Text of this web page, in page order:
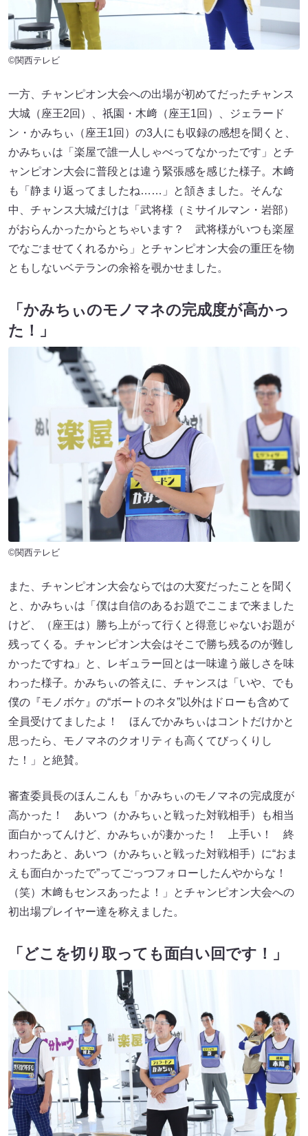
©関西テレビ
一方、チャンピオン大会への出場が初めてだったチャンス
大城（座王2回）、祇園・木﨑（座王1回）、ジェラード
ン・かみちぃ（座王1回）の3人にも収録の感想を聞くと、
かみちぃは「楽屋で誰一人しゃべってなかったです」とチ
ャンピオン大会に普段とは違う緊張感を感じた様子。木﨑
も「静まり返ってましたね……」と頷きました。そんな
中、チャンス大城だけは「武将様（ミサイルマン・岩部）
がおらんかったからとちゃいます？ 武将様がいつも楽屋
でなごませてくれるから」とチャンピオン大会の重圧を物
ともしないベテランの余裕を覗かせました。
「かみちぃのモノマネの完成度が高かっ
た！」
©関西テレビ
また、チャンピオン大会ならではの大変だったことを聞く
と、かみちぃは「僕は自信のあるお題でここまで来ました
けど、（座王は）勝ち上がって行くと得意じゃないお題が
残ってくる。チャンピオン大会はそこで勝ち残るのが難し
かったですね」と、レギュラー回とは一味違う厳しさを味
わった様子。かみちぃの答えに、チャンスは「いや、でも
僕の『モノボケ』の“ボートのネタ”以外はドローも含めて
全員受けてましたよ！ ほんでかみちぃはコントだけかと
思ったら、モノマネのクオリティも高くてびっくりし
た！」と絶賛。
審査委員長のほんこんも「かみちぃのモノマネの完成度が
高かった！ あいつ（かみちぃと戦った対戦相手）も相当
面白かってんけど、かみちぃが凄かった！ 上手い！ 終
わったあと、あいつ（かみちぃと戦った対戦相手）に“おま
えも面白かったで”ってごっつフォローしたんやからな！
（笑）木﨑もセンスあったよ！」とチャンピオン大会への
初出場プレイヤー達を称えました。
「どこを切り取っても面白い回です！」